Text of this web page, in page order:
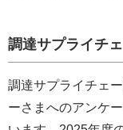
調達サプライチ
調達サプライチェ
ーさまへのアンケ